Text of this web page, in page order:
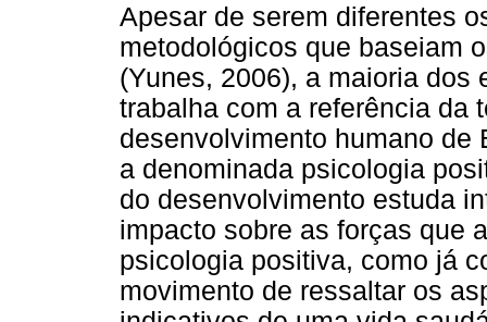
Apesar de serem diferentes
metodológicos que baseiam
(Yunes, 2006), a maioria dos
trabalha com a referência da
desenvolvimento humano de
a denominada psicologia
do desenvolvimento estuda
impacto sobre as forças que
psicologia positiva, como já
movimento de ressaltar os